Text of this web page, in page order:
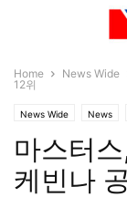
Home News Wide
12위
News Wide News
마스터
케빈나